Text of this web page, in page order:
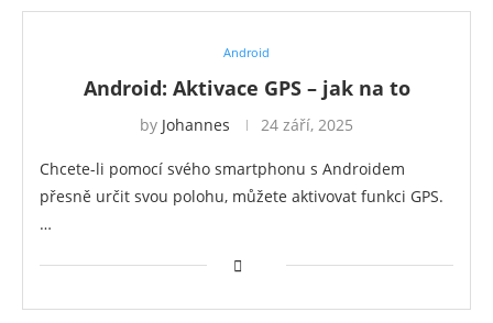
Android
Android: Aktivace GPS – jak na to
by Johannes 24 září, 2025
Chcete-li pomocí svého smartphonu s Androidem
přesně určit svou polohu, můžete aktivovat funkci GPS.
…